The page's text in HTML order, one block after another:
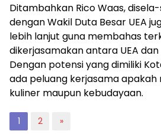
Ditambahkan Rico Waas,
dengan Wakil Duta Besar UEA
lebih lanjut guna membahas
dikerjasamakan antara UEA
Dengan potensi yang dimiliki
ada peluang kerjasama apakah
kuliner maupun kebudayaan.
1 2 »